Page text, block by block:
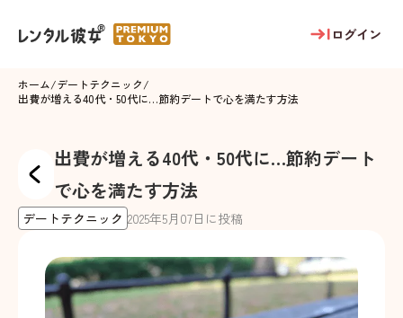
ログイン
ホーム/デートテクニック/
出費が増える40代・50代に…節約デートで心を満たす方法
出費が増える40代・50代に…節約デート
で心を満たす方法
デートテクニック 2025年5月 07日に投稿